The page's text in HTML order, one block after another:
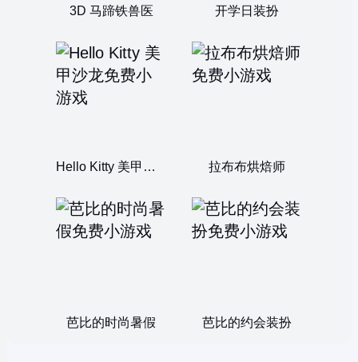
3D 马蹄铁兽医 开学日装扮
Hello Kitty 美甲沙龙 拉布布烘焙师
芭比的时尚暑假 芭比的约会装扮